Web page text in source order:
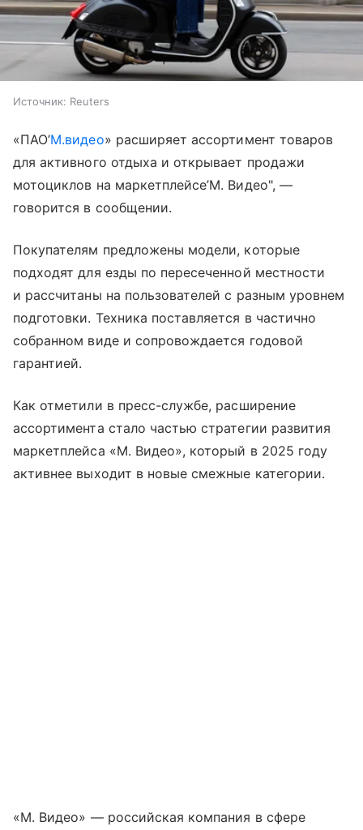
Источник: Reuters
«ПАО’М.видео» расширяет ассортимент товаров
для активного отдыха и открывает продажи
мотоциклов на маркетплейсе’М. Видео", —
говорится в сообщении.
Покупателям предложены модели, которые
подходят для езды по пересеченной местности
и рассчитаны на пользователей с разным уровнем
подготовки. Техника поставляется в частично
собранном виде и сопровождается годовой
гарантией.
Как отметили в пресс-службе, расширение
ассортимента стало частью стратегии развития
маркетплейса «М. Видео», который в 2025 году
активнее выходит в новые смежные категории.
«М. Видео» — российская компания в сфере